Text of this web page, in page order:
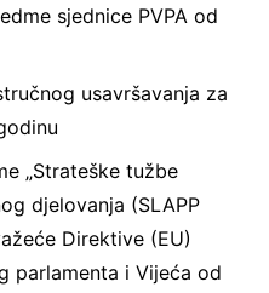
sjednice PVPA od
usavršavanja za
„Strateške tužbe
djelovanja (SLAPP
Direktive (EU)
parlamenta i Vijeća od